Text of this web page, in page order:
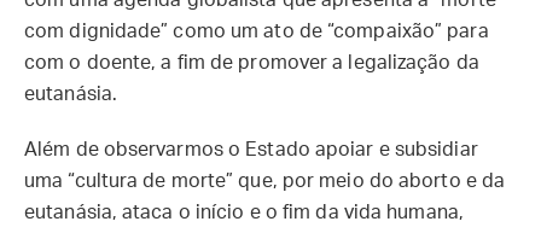
com dignidade” como um ato de “compaixão” para
com o doente, a fim de promover a legalização da
eutanásia.
Além de observarmos o Estado apoiar e subsidiar
uma “cultura de morte” que, por meio do aborto e da
eutanásia, ataca o início e o fim da vida humana,